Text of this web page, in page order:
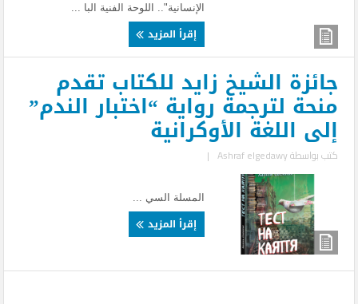
الإنسانية".. اللوحة الفنية البا ...
إقرأ المزيد
جائزة الشيخ زايد للكتاب تقدم
منحة لترجمة رواية “اختبار الندم”
إلى اللغة الأوكرانية
كتب بواسطةAshraf elgedawy
|
المسلة السي ...
إقرأ المزيد